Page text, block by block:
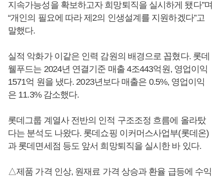
지속가능성을 확보하고자 희망퇴직을 실시하게 됐다”며
“개인의 필요에 따라 제2의 인생설계를 지원하겠다”고
말했다.
실적 악화가 이같은 인력 감원의 배경으로 꼽혔다. 롯데
웰푸드는 2024년 연결기준 매출 4조443억원, 영업이익
1571억 원을 냈다. 2023년보다 매출은 0.5%, 영업이익
은 11.3% 감소했다.
롯데그룹 계열사 전반의 인적 구조조정 흐름에 올라탔
다는 분석도 나왔다. 롯데쇼핑 이커머스사업부(롯데온)
과 롯데면세점 등도 앞서 희망퇴직을 실시한 바 있다.
△제품 가격 인상, 원재료 가격 상승과 환율 급등에 수익